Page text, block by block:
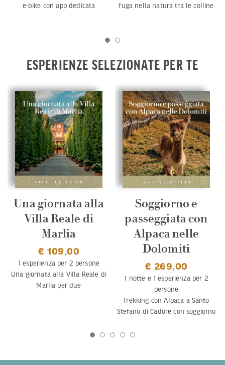
e-bike con app dedicata
fuga nella natura tra le colline
ESPERIENZE SELEZIONATE PER TE
Una giornata alla
Villa Reale di
Marlia
€ 109,00
1 esperienza per 2 persone
Una giornata alla Villa Reale di
Marlia per due
Soggiorno e
passeggiata con
Alpaca nelle
Dolomiti
€ 269,00
1 notte e 1 esperienza per 2
persone
Trekking con Alpaca a Santo
Stefano di Cadore con soggiorno